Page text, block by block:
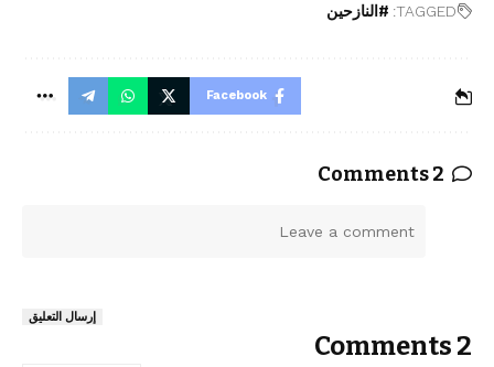
TAGGED: #النازحين
Facebook
2 Comments
ل
ي
ي
إرسال التعليق
2 Comments